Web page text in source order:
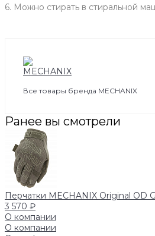
6. Можно стирать в стиральной
Все товары бренда MECHANIX
Ранее вы смотрели
Перчатки MECHANIX Original OD
3 570 ₽
О компании
О компании